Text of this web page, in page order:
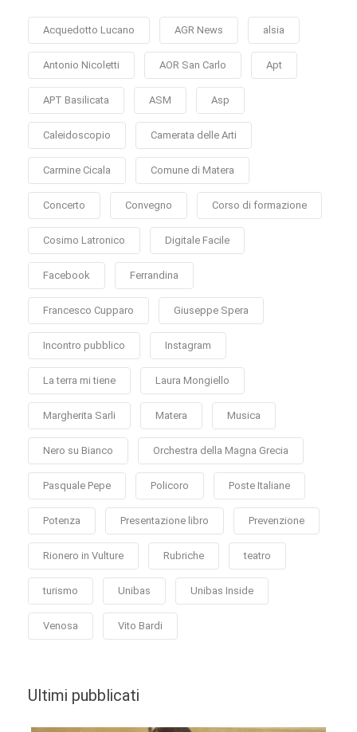
Acquedotto Lucano AGR News alsia
Antonio Nicoletti AOR San Carlo Apt
APT Basilicata ASM Asp
Caleidoscopio Camerata delle Arti
Carmine Cicala Comune di Matera
Concerto Convegno Corso di formazione
Cosimo Latronico Digitale Facile
Facebook Ferrandina
Francesco Cupparo Giuseppe Spera
Incontro pubblico Instagram
La terra mi tiene Laura Mongiello
Margherita Sarli Matera Musica
Nero su Bianco Orchestra della Magna Grecia
Pasquale Pepe Policoro Poste Italiane
Potenza Presentazione libro Prevenzione
Rionero in Vulture Rubriche teatro
turismo Unibas Unibas Inside
Venosa Vito Bardi
Ultimi pubblicati